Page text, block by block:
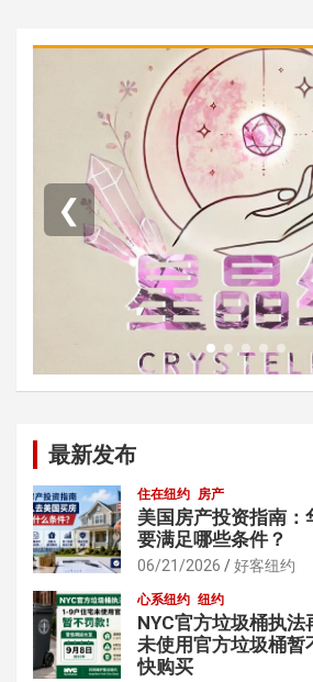
❮
最新发布
住在纽约 房产
美国房产投资指南：
要满足哪些条件？
06/21/2026 好客纽约
心系纽约 纽约
NYC官方垃圾桶执
未使用官方垃圾桶暂
快购买